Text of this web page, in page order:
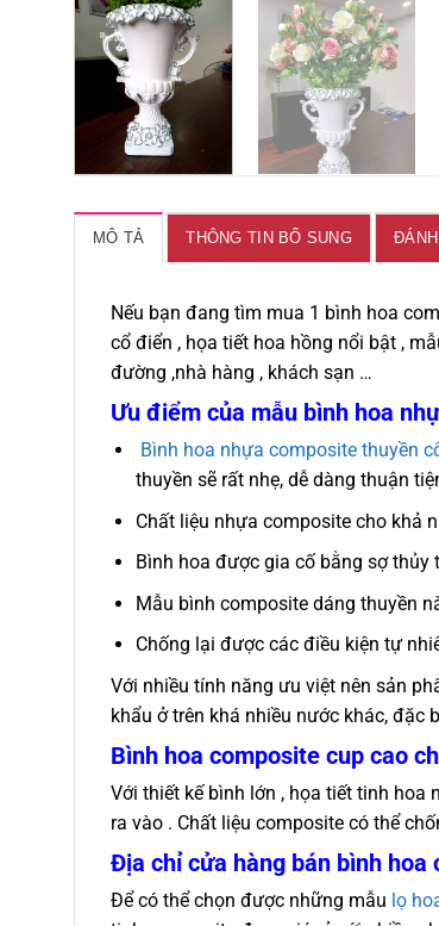
MÔ TẢ THÔNG TIN BỔ SUNG
Nếu bạn đang tìm mua 1 bình hoa
cổ điển , họa tiết hoa hồng nổi bật ,
đường ,nhà hàng , khách sạn …
Ưu điểm của mẫu bình hoa
Bình hoa nhựa composite thuyền
thuyền sẽ rất nhẹ, dễ dàng thuận
Chất liệu nhựa composite cho khả
Bình hoa được gia cố bằng sợ
Mẫu bình composite dáng thuyền
Chống lại được các điều kiện tự
Với nhiều tính năng ưu việt nên sản
khẩu ở trên khá nhiều nước khác, đặc
Bình hoa composite cup cao
Với thiết kế bình lớn , họa tiết tinh hoa
ra vào . Chất liệu composite có thể
Địa chỉ cửa hàng bán bình hoa
Để có thể chọn được những mẫu lọ